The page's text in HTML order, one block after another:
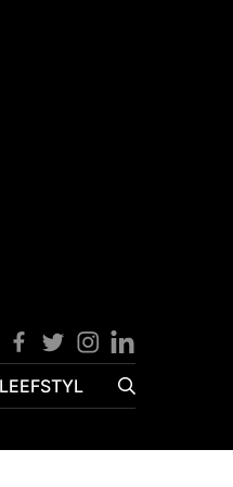
LEEFSTYL